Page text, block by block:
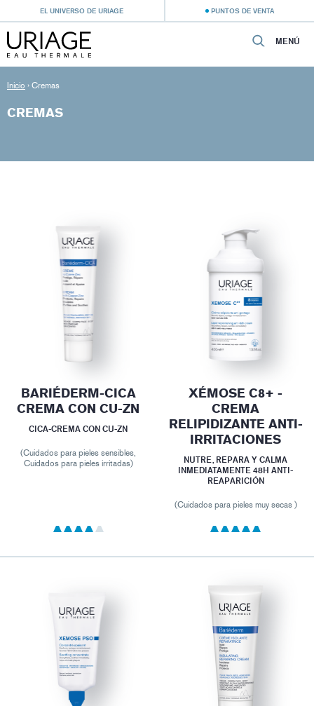
EL UNIVERSO DE URIAGE PUNTOS DE VENTA
MENÚ
Inicio › Cremas
CREMAS
BARIÉDERM-CICA
CREMA CON CU-ZN
CICA-CREMA CON CU-ZN
(Cuidados para pieles sensibles,
Cuidados para pieles irritadas)
XÉMOSE C8+ -
CREMA
RELIPIDIZANTE ANTI-
IRRITACIONES
NUTRE, REPARA Y CALMA
INMEDIATAMENTE 48H ANTI-
REAPARICIÓN
(Cuidados para pieles muy secas )